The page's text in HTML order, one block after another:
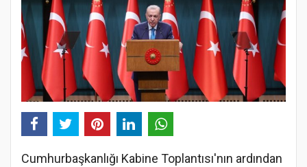
Cumhurbaşkanlığı Kabine Toplantısı'nın ardından